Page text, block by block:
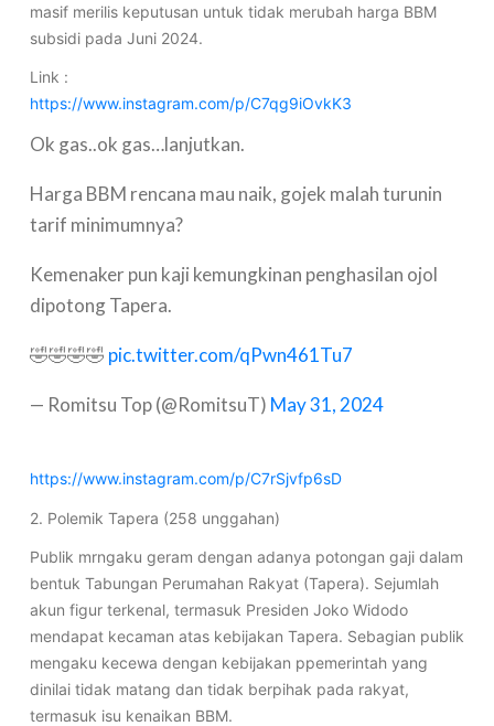
masif merilis keputusan untuk tidak merubah harga BBM
subsidi pada Juni 2024.
Link :
https://www.instagram.com/p/C7qg9iOvkK3
Ok gas..ok gas…lanjutkan.
Harga BBM rencana mau naik, gojek malah turunin
tarif minimumnya?
Kemenaker pun kaji kemungkinan penghasilan ojol
dipotong Tapera.
🤣🤣🤣🤣 pic.twitter.com/qPwn461Tu7
— Romitsu Top (@RomitsuT) May 31, 2024
https://www.instagram.com/p/C7rSjvfp6sD
2. Polemik Tapera (258 unggahan)
Publik mrngaku geram dengan adanya potongan gaji dalam
bentuk Tabungan Perumahan Rakyat (Tapera). Sejumlah
akun figur terkenal, termasuk Presiden Joko Widodo
mendapat kecaman atas kebijakan Tapera. Sebagian publik
mengaku kecewa dengan kebijakan ppemerintah yang
dinilai tidak matang dan tidak berpihak pada rakyat,
termasuk isu kenaikan BBM.